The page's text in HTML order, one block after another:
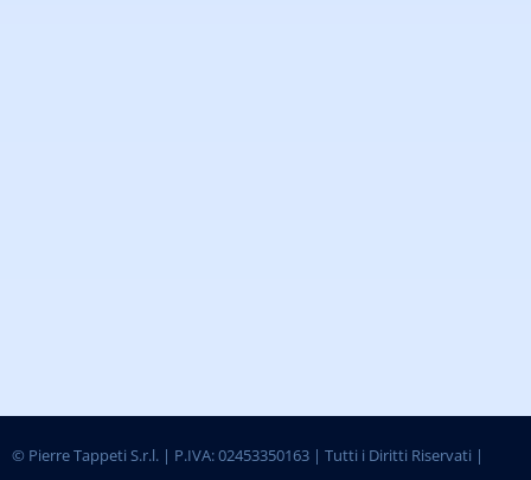
© Pierre Tappeti S.r.l. | P.IVA: 02453350163 | Tutti i Diritti Riservati |